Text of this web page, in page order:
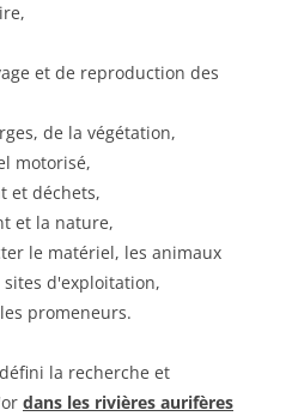
et de reproduction des
de la végétation,
motorisé,
et déchets,
et la nature,
le matériel, les animaux
d'exploitation,
promeneurs.
la recherche et
dans les rivières aurifères